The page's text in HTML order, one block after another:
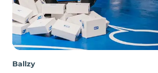
Ballzy